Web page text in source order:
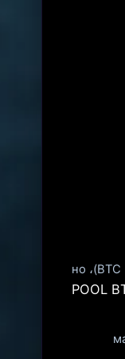
В пуле вы стабильно получаете небольшие выплаты пропорционально хешрейту. در solo вы сами ищете بلوک: جایزه بزرگ (3.125 BTC + ~0.3-0.5 BTC комиссий)، но
POOL